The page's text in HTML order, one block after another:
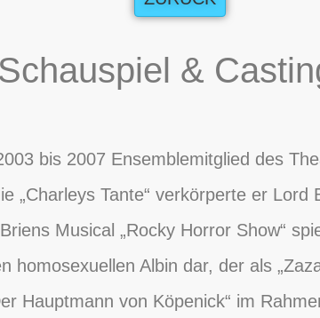
&
bis 2007 Ensemblemitglied des
„Charleys Tante“ verkörperte er
Musical „Rocky Horror Show“
homosexuellen Albin dar, der als
Hauptmann von Köpenick“ im